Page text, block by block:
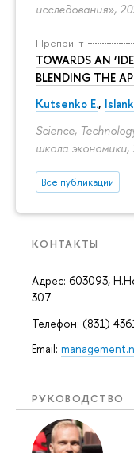
исследования»,
Препринт
TOWARDS AN
BLENDING THE
Kutsenko E.,
Science,
школа экономики,
Все публикации
КОНТАКТЫ
Адрес: 603093,
307
Телефон: (831)
Email:
РУКОВОДСТВО